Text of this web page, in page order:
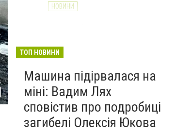
НОВИНИ
та найближчих напрямках
ТОП НОВИНИ
Машина підірвалася на
міні: Вадим Лях
сповістив про подробиці
загибелі Олексія Юкова